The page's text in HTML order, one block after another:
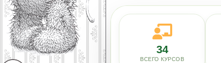
34
ВСЕГО КУРСОВ